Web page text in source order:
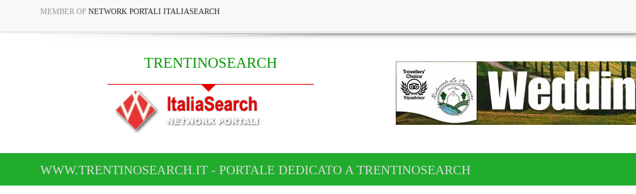
MEMBER OF NETWORK PORTALI ITALIASEARCH
TRENTINOSEARCH
WWW.TRENTINOSEARCH.IT - PORTALE DEDICATO A TRENTINOSEARCH